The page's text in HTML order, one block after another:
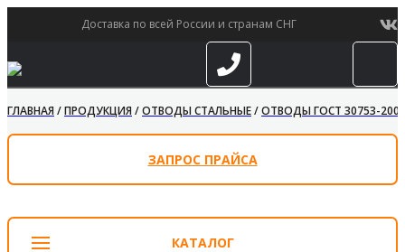
Доставка по всей России и странам СНГ
ГЛАВНАЯ/ПРОДУКЦИЯ/ОТВОДЫ СТАЛЬНЫЕ/ОТВОДЫ ГОСТ 30753-
ЗАПРОС ПРАЙСА
КАТАЛОГ